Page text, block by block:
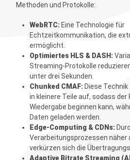
Methoden und Protokolle:
WebRTC:Eine Technologie für
Echtzeitkommunikation, die
ermöglicht.
Optimiertes HLS & DASH:
Streaming-Protokolle
unter drei Sekunden.
Chunked CMAF:Diese
in kleinere Teile auf, sodass
Wiedergabe beginnen kann,
Daten geladen werden.
Edge-Computing & CDNs:
Verarbeitungsprozessen näher
verkürzen sich die
Adaptive Bitrate Streaming